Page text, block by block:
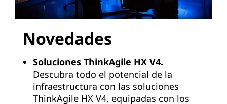
Novedades
Soluciones ThinkAgile HX V4.
Descubra todo el potencial de la
infraestructura con las soluciones
ThinkAgile HX V4, equipadas con los